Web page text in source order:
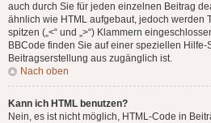
auch durch Sie für jeden einzelnen Beitrag
ähnlich wie HTML aufgebaut, jedoch werden
spitzen („<“ und „>“) Klammern
BBCode finden Sie auf einer speziellen Hilfe-
Beitragserstellung aus zugänglich ist.
Nach oben
Kann ich HTML benutzen?
Nein, es ist nicht möglich, HTML-Code in